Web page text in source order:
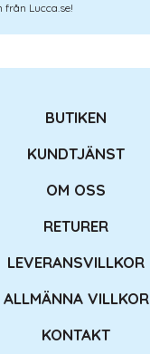
Lucca.se!
BUTIKEN
KUNDTJÄNST
OM OSS
RETURER
LEVERANSVILLKOR
ALLMÄNNA VILLKOR
KONTAKT